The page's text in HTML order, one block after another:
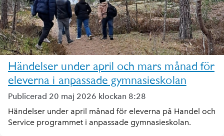
Händelser under april och mars månad för
eleverna i anpassade gymnasieskolan
Publicerad 20 maj 2026 klockan 8:28
Händelser under april månad för eleverna på Handel och
Service programmet i anpassade gymnasieskolan.